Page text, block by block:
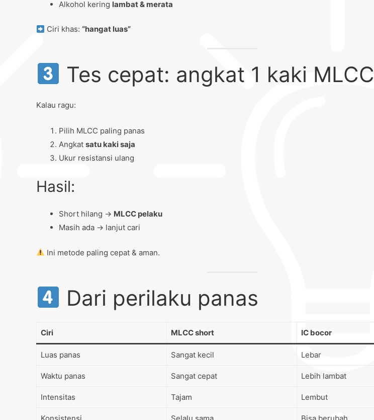
Alkohol kering lambat & merata
Ciri khas:“hangat luas”
Tes cepat: angkat 1 kaki MLCC
Kalau ragu:
Pilih MLCC paling panas
Angkat satu kaki saja
Ukur resistansi ulang
Hasil:
Short hilang → MLCC pelaku
Masih ada → lanjut cari
Ini metode paling cepat & aman.
Dari perilaku panas
Ciri MLCC short IC bocor
Luas panas Sangat kecil Lebar
Waktu panas Sangat cepat Lebih lambat
Intensitas Tajam Lembut
Konsistensi Selalu sama Bisa berubah